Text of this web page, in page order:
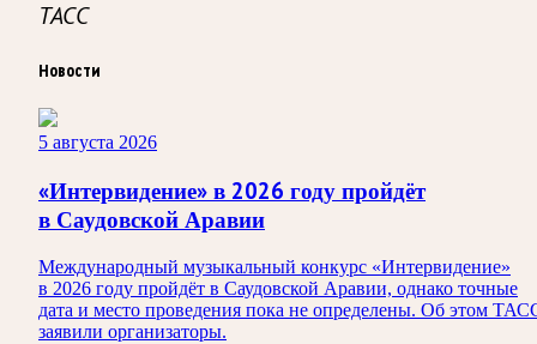
ТАСС
Новости
5 августа 2026
«Интервидение» в 2026 году пройдёт
в Саудовской Аравии
Международный музыкальный конкурс «Интервидение»
в 2026 году пройдёт в Саудовской Аравии, однако точные
дата и место проведения пока не определены. Об этом
заявили организаторы.